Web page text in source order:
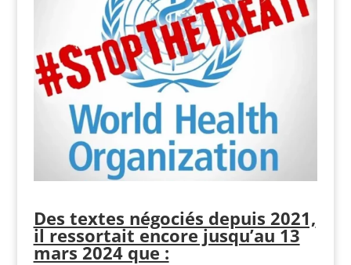
Des textes négociés depuis 2021,
il ressortait encore jusqu’au 13
mars 2024 que :